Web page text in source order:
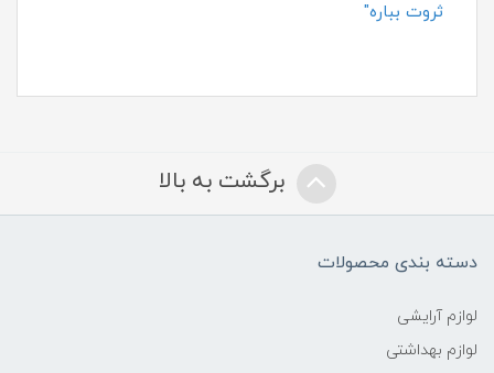
ثروت بباره"
برگشت به بالا
دسته بندی محصولات
لوازم آرایشی
لوازم بهداشتی